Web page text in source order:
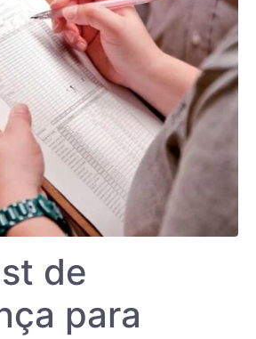
de
para